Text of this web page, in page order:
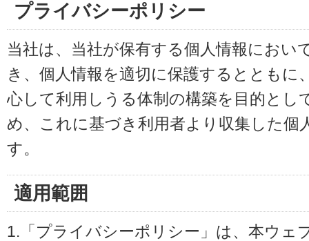
プライバシーポリシー
当社は、当社が保有する個人情報におい
き、個人情報を適切に保護するとともに
心して利用しうる体制の構築を目的とし
め、これに基づき利用者より収集した個
す。
適用範囲
1.「プライバシーポリシー」は、本ウェ